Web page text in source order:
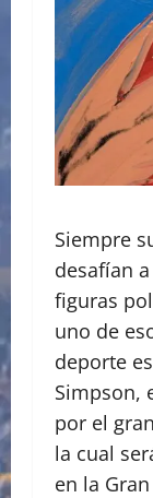
Siempre
desafían
figuras
uno de
deporte
Simpson,
por el
la cual
en la